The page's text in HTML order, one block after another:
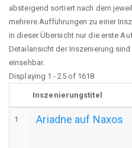
absteigend sortiert nach dem
mehrere Aufführungen zu einer
in dieser Übersicht nur die erste
Detailansicht der Inszenierung
einsehbar.
Displaying 1 - 25 of 1618
Inszenierungstitel
1 Ariadne auf Naxos